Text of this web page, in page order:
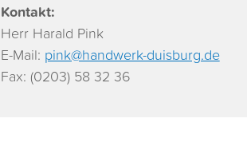
Kontakt:
Herr Harald Pink
E-Mail: pink@handwerk-duisburg.de
Fax: (0203) 58 32 36